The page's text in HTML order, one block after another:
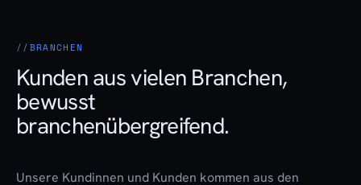
BRANCHEN
Kunden aus vielen Branchen,
bewusst
branchenübergreifend.
Unsere Kundinnen und Kunden kommen aus den